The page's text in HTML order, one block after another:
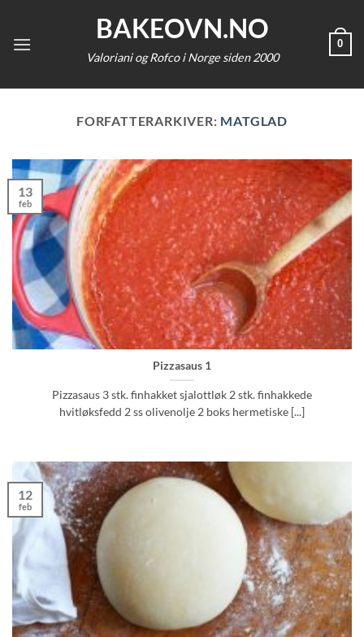
content
BAKEOVN.NO
Valoriani og Rofco i Norge siden 2000
0
FORFATTERARKIVER: MATGLAD
Pizzasaus 1
Pizzasaus 3 stk. finhakket sjalottløk 2 stk. finhakkede
hvitløksfedd 2 ss olivenolje 2 boks hermetiske [...]
13
feb
12
feb